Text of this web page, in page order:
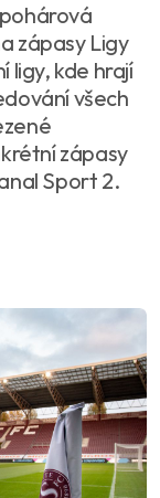
zápasy Ligy
ligy, kde hrají
všech
zápasy
Sport 2.